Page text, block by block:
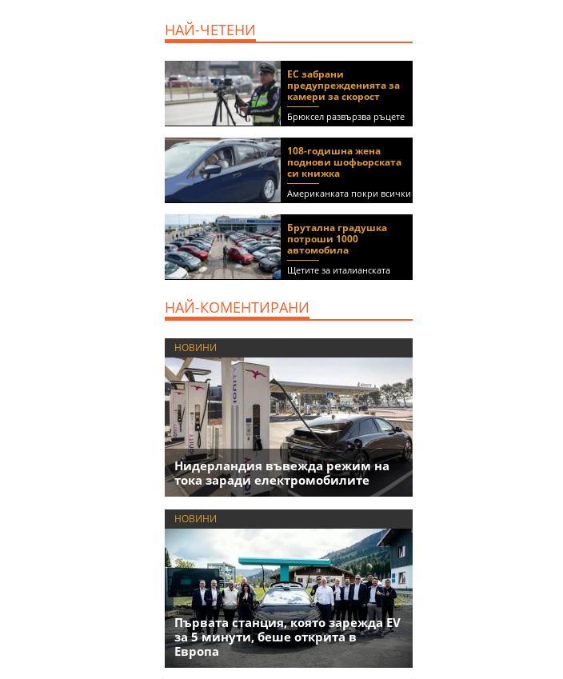
НАЙ-ЧЕТЕНИ
ЕС забрани
предупрежденията за
камери за скорост
Брюксел развързва ръцете
на правителствата за
приложения като Waze и
Google Maps
108-годишна жена
поднови шофьорската
си книжка
Американката покри всички
медицински изисквания, за
(ВИДЕО)
Брутална градушка
потроши 1000
автомобила
Щетите за италианската
автокъща се оценяват на 5
НАЙ-КОМЕНТИРАНИ
НОВИНИ
Нидерландия въвежда режим на
тока заради електромобилите
НОВИНИ
Първата станция, която зарежда EV
за 5 минути, беше открита в
Европа